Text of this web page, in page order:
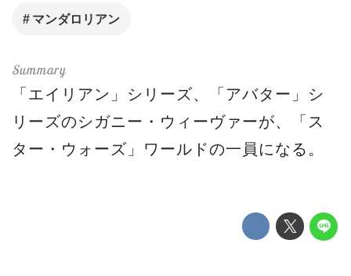
マンダロリアン
「エイリアン」シリーズ、「アバター」シ
リーズのシガニー・ウィーヴァーが、「ス
ター・ウォーズ」ワールドの一員になる。